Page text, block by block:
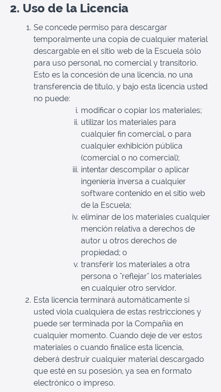
2. Uso de la Licencia
Se concede permiso para descargar
temporalmente una copia de cualquier material
descargable en el sitio web de la Escuela sólo
para uso personal, no comercial y transitorio.
Esto es la concesión de una licencia, no una
transferencia de título, y bajo esta licencia usted
no puede:
modificar o copiar los materiales;
utilizar los materiales para
cualquier fin comercial, o para
cualquier exhibición pública
(comercial o no comercial);
intentar descompilar o aplicar
ingeniería inversa a cualquier
software contenido en el sitio web
de la Escuela;
eliminar de los materiales cualquier
mención relativa a derechos de
autor u otros derechos de
propiedad; o
transferir los materiales a otra
persona o "reflejar" los materiales
en cualquier otro servidor.
Esta licencia terminará automáticamente si
usted viola cualquiera de estas restricciones y
puede ser terminada por la Compañía en
cualquier momento. Cuando deje de ver estos
materiales o cuando finalice esta licencia,
deberá destruir cualquier material descargado
que esté en su posesión, ya sea en formato
electrónico o impreso.